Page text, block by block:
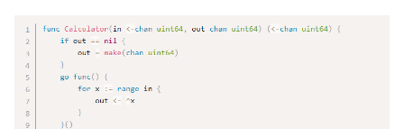
Объявление функций и
вызовы функций
Выход (или возврат) фазы
JSON Unmarshal
JSON Unmarshal: обработка
сложных данных